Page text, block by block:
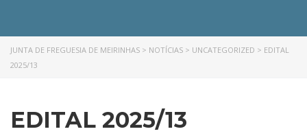
JUNTA DE FREGUESIA DE MEIRINHAS > NOTÍCIAS > UNCATEGORIZED > EDITAL
2025/13
EDITAL 2025/13